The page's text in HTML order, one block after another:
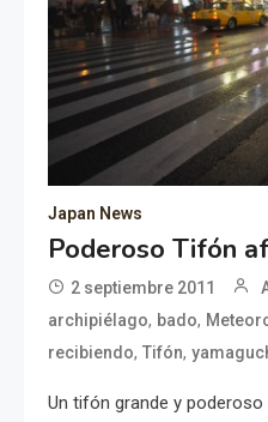
Japan News
Poderoso Tifón
2 septiembre 2011
archipiélago, bado,
recibiendo,Tifón,
Un tifón grande y